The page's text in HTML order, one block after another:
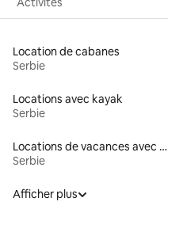
Location de cabanes
Serbie
Locations avec kayak
Serbie
Locations de vacances avec piscine
Serbie
Afficher plus